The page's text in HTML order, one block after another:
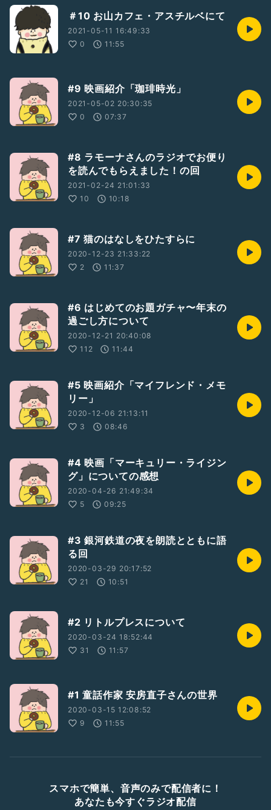
＃10 お山カフェ・アスチルベにて
2021-05-11 16:49:33
0
11:55
#9 映画紹介「珈琲時光」
2021-05-02 20:30:35
0
07:37
#8 ラモーナさんのラジオでお便り
を読んでもらえました！の回
2021-02-24 21:01:33
10
10:18
#7 猫のはなしをひたすらに
2020-12-23 21:33:22
2
11:37
#6 はじめてのお題ガチャ〜年末の
過ごし方について
2020-12-21 20:40:08
112
11:44
#5 映画紹介「マイフレンド・メモ
リー」
2020-12-06 21:13:11
3
08:46
#4 映画「マーキュリー・ライジン
グ」についての感想
2020-04-26 21:49:34
5
09:25
#3 銀河鉄道の夜を朗読とともに語
る回
2020-03-29 20:17:52
21
10:51
#2 リトルプレスについて
2020-03-24 18:52:44
31
11:57
#1 童話作家 安房直子さんの世界
2020-03-15 12:08:52
9
11:55
スマホで簡単、音声のみで配信者に！
あなたも今すぐラジオ配信